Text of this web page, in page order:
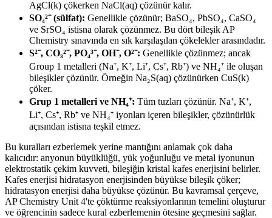
AgCl(k) çökerken NaCl(aq) çözünür kalır.
SO₄²⁻ (sülfat): Genellikle çözünür; BaSO₄, PbSO₄, CaSO₄
ve SrSO₄ istisna olarak çözünmez. Bu dört bileşik AP
Chemistry sınavında en sık karşılaşılan çökelekler arasındadır.
S²⁻, CO₃²⁻, PO₄³⁻, OH⁻, O²⁻: Genellikle çözünmez; ancak
Group 1 metalleri (Na⁺, K⁺, Li⁺, Cs⁺, Rb⁺) ve NH₄⁺ ile oluşan
bileşikler çözünür. Örneğin Na₂S(aq) çözünürken CuS(k)
çöker.
Grup 1 metalleri ve NH₄⁺: Tüm tuzları çözünür. Na⁺, K⁺,
Li⁺, Cs⁺, Rb⁺ ve NH₄⁺ iyonları içeren bileşikler, çözünürlük
açısından istisna teşkil etmez.
Bu kuralları ezberlemek yerine mantığını anlamak çok daha
kalıcıdır: anyonun büyüklüğü, yük yoğunluğu ve metal iyonunun
elektrostatik çekim kuvveti, bileşiğin kristal kafes enerjisini belirler.
Kafes enerjisi hidratasyon enerjisinden büyükse bileşik çöker;
hidratasyon enerjisi daha büyükse çözünür. Bu kavramsal çerçeve,
AP Chemistry Unit 4'te çöktürme reaksiyonlarının temelini oluşturur
ve öğrencinin sadece kural ezberlemenin ötesine geçmesini sağlar.